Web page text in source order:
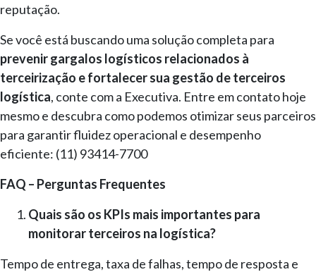
reputação.
Se você está buscando uma solução completa para
prevenir gargalos logísticos relacionados à
terceirização e fortalecer sua gestão de terceiros
logística, conte com a Executiva. Entre em contato hoje
mesmo e descubra como podemos otimizar seus parceiros
para garantir fluidez operacional e desempenho
eficiente: (11) 93414-7700
FAQ – Perguntas Frequentes
Quais são os KPIs mais importantes para
monitorar terceiros na logística?
Tempo de entrega, taxa de falhas, tempo de resposta e